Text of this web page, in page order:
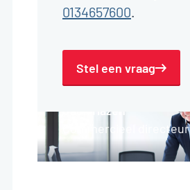
Jack Hazen
Commercieel directeur
0134657600.
Stel een vraag